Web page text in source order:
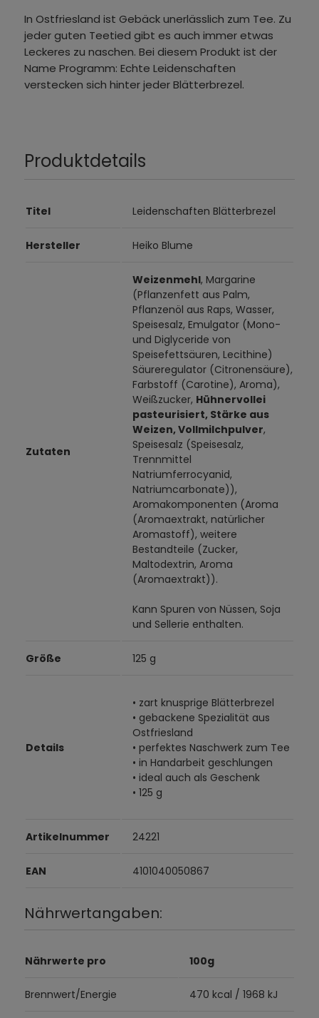
In Ostfriesland ist Gebäck unerlässlich zum Tee. Zu
jeder guten Teetied gibt es auch immer etwas
Leckeres zu naschen. Bei diesem Produkt ist der
Name Programm: Echte Leidenschaften
verstecken sich hinter jeder Blätterbrezel.
Produktdetails
Titel Leidenschaften Blätterbrezel
Hersteller Heiko Blume
Zutaten
Weizenmehl, Margarine
(Pflanzenfett aus Palm,
Pflanzenöl aus Raps, Wasser,
Speisesalz, Emulgator (Mono-
und Diglyceride von
Speisefettsäuren, Lecithine)
Säureregulator (Citronensäure),
Farbstoff (Carotine), Aroma),
Weißzucker, Hühnervollei
pasteurisiert, Stärke aus
Weizen, Vollmilchpulver,
Speisesalz (Speisesalz,
Trennmittel
Natriumferrocyanid,
Natriumcarbonate)),
Aromakomponenten (Aroma
(Aromaextrakt, natürlicher
Aromastoff), weitere
Bestandteile (Zucker,
Maltodextrin, Aroma
(Aromaextrakt)).
Kann Spuren von Nüssen, Soja
und Sellerie enthalten.
Größe 125 g
Details
• zart knusprige Blätterbrezel
• gebackene Spezialität aus
Ostfriesland
• perfektes Naschwerk zum Tee
• in Handarbeit geschlungen
• ideal auch als Geschenk
• 125 g
Artikelnummer 24221
EAN 4101040050867
Nährwertangaben:
Nährwerte pro 100g
Brennwert/Energie 470 kcal / 1968 kJ